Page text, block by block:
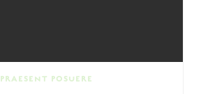
PRAESENT POSUERE